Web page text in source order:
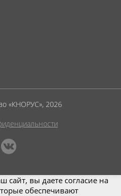
«КНОРУС», 2026
сайт, вы даете согласие на
обеспечивают